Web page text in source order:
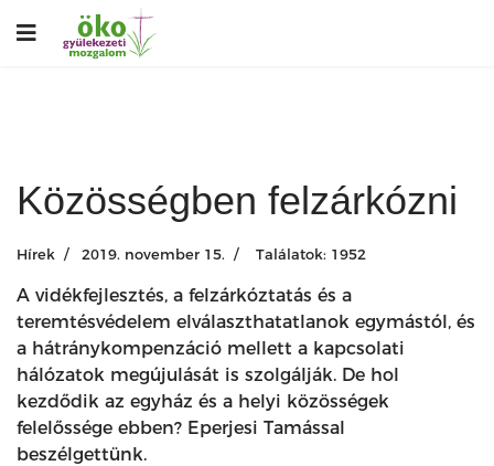
Közösségben felzárkózni
Hírek 2019. november 15. Találatok: 1952
A vidékfejlesztés, a felzárkóztatás és a
teremtésvédelem elválaszthatatlanok egymástól, és
a hátránykompenzáció mellett a kapcsolati
hálózatok megújulását is szolgálják. De hol
kezdődik az egyház és a helyi közösségek
felelőssége ebben? Eperjesi Tamással
beszélgettünk.